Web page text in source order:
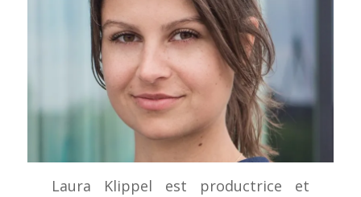
Laura Klippel est productrice et